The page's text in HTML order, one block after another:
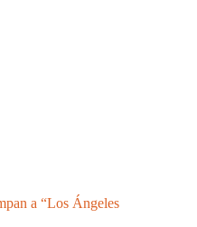
a “Los Ángeles